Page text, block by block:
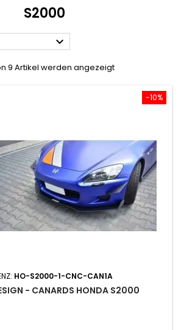
S2000

9 Artikel werden angezeigt
-10%
HO-S2000-1-CNC-CAN1A
- CANARDS HONDA S2000